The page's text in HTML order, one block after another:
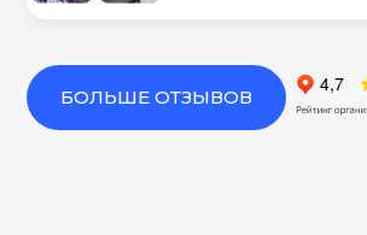
БОЛЬШЕ ОТЗЫВОВ